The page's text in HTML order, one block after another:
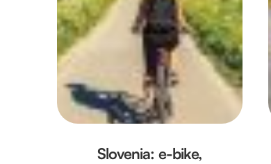
Slovenia: e-bike,